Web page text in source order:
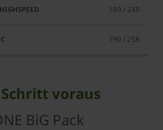
180 / 245
190 / 258
voraus
BiG Pack